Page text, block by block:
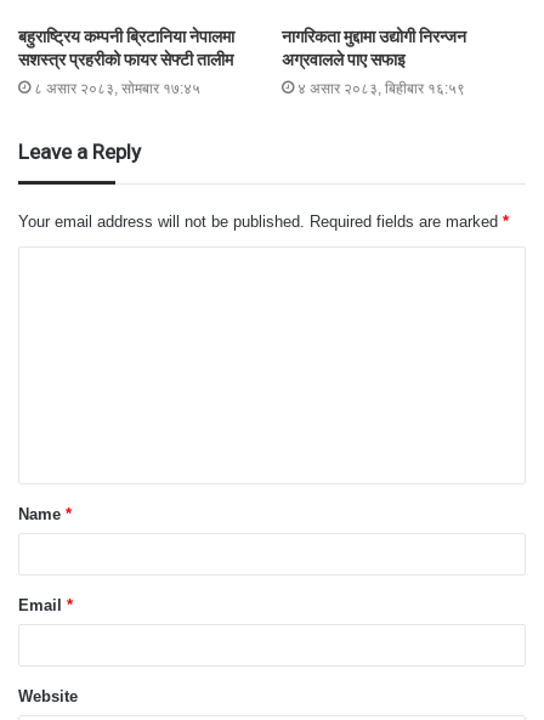
बहुराष्ट्रिय कम्पनी ब्रिटानिया नेपालमा
सशस्त्र प्रहरीको फायर सेफ्टी तालीम
८ असार २०८३, सोमबार १७:४५
नागरिकता मुद्दामा उद्योगी निरन्जन
अग्रवालले पाए सफाइ
४ असार २०८३, बिहीबार १६:५९
Leave a Reply
Your email address will not be published. Required fields are marked *
t
*Name *
Email *
Website